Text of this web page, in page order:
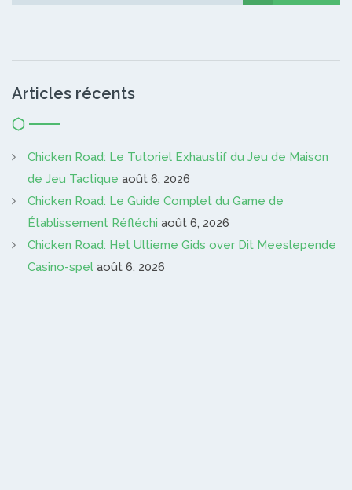
Articles récents
Chicken Road: Le Tutoriel Exhaustif du Jeu de Maison
de Jeu Tactique août 6, 2026
Chicken Road: Le Guide Complet du Game de
Établissement Réfléchi août 6, 2026
Chicken Road: Het Ultieme Gids over Dit Meeslepende
Casino-spel août 6, 2026